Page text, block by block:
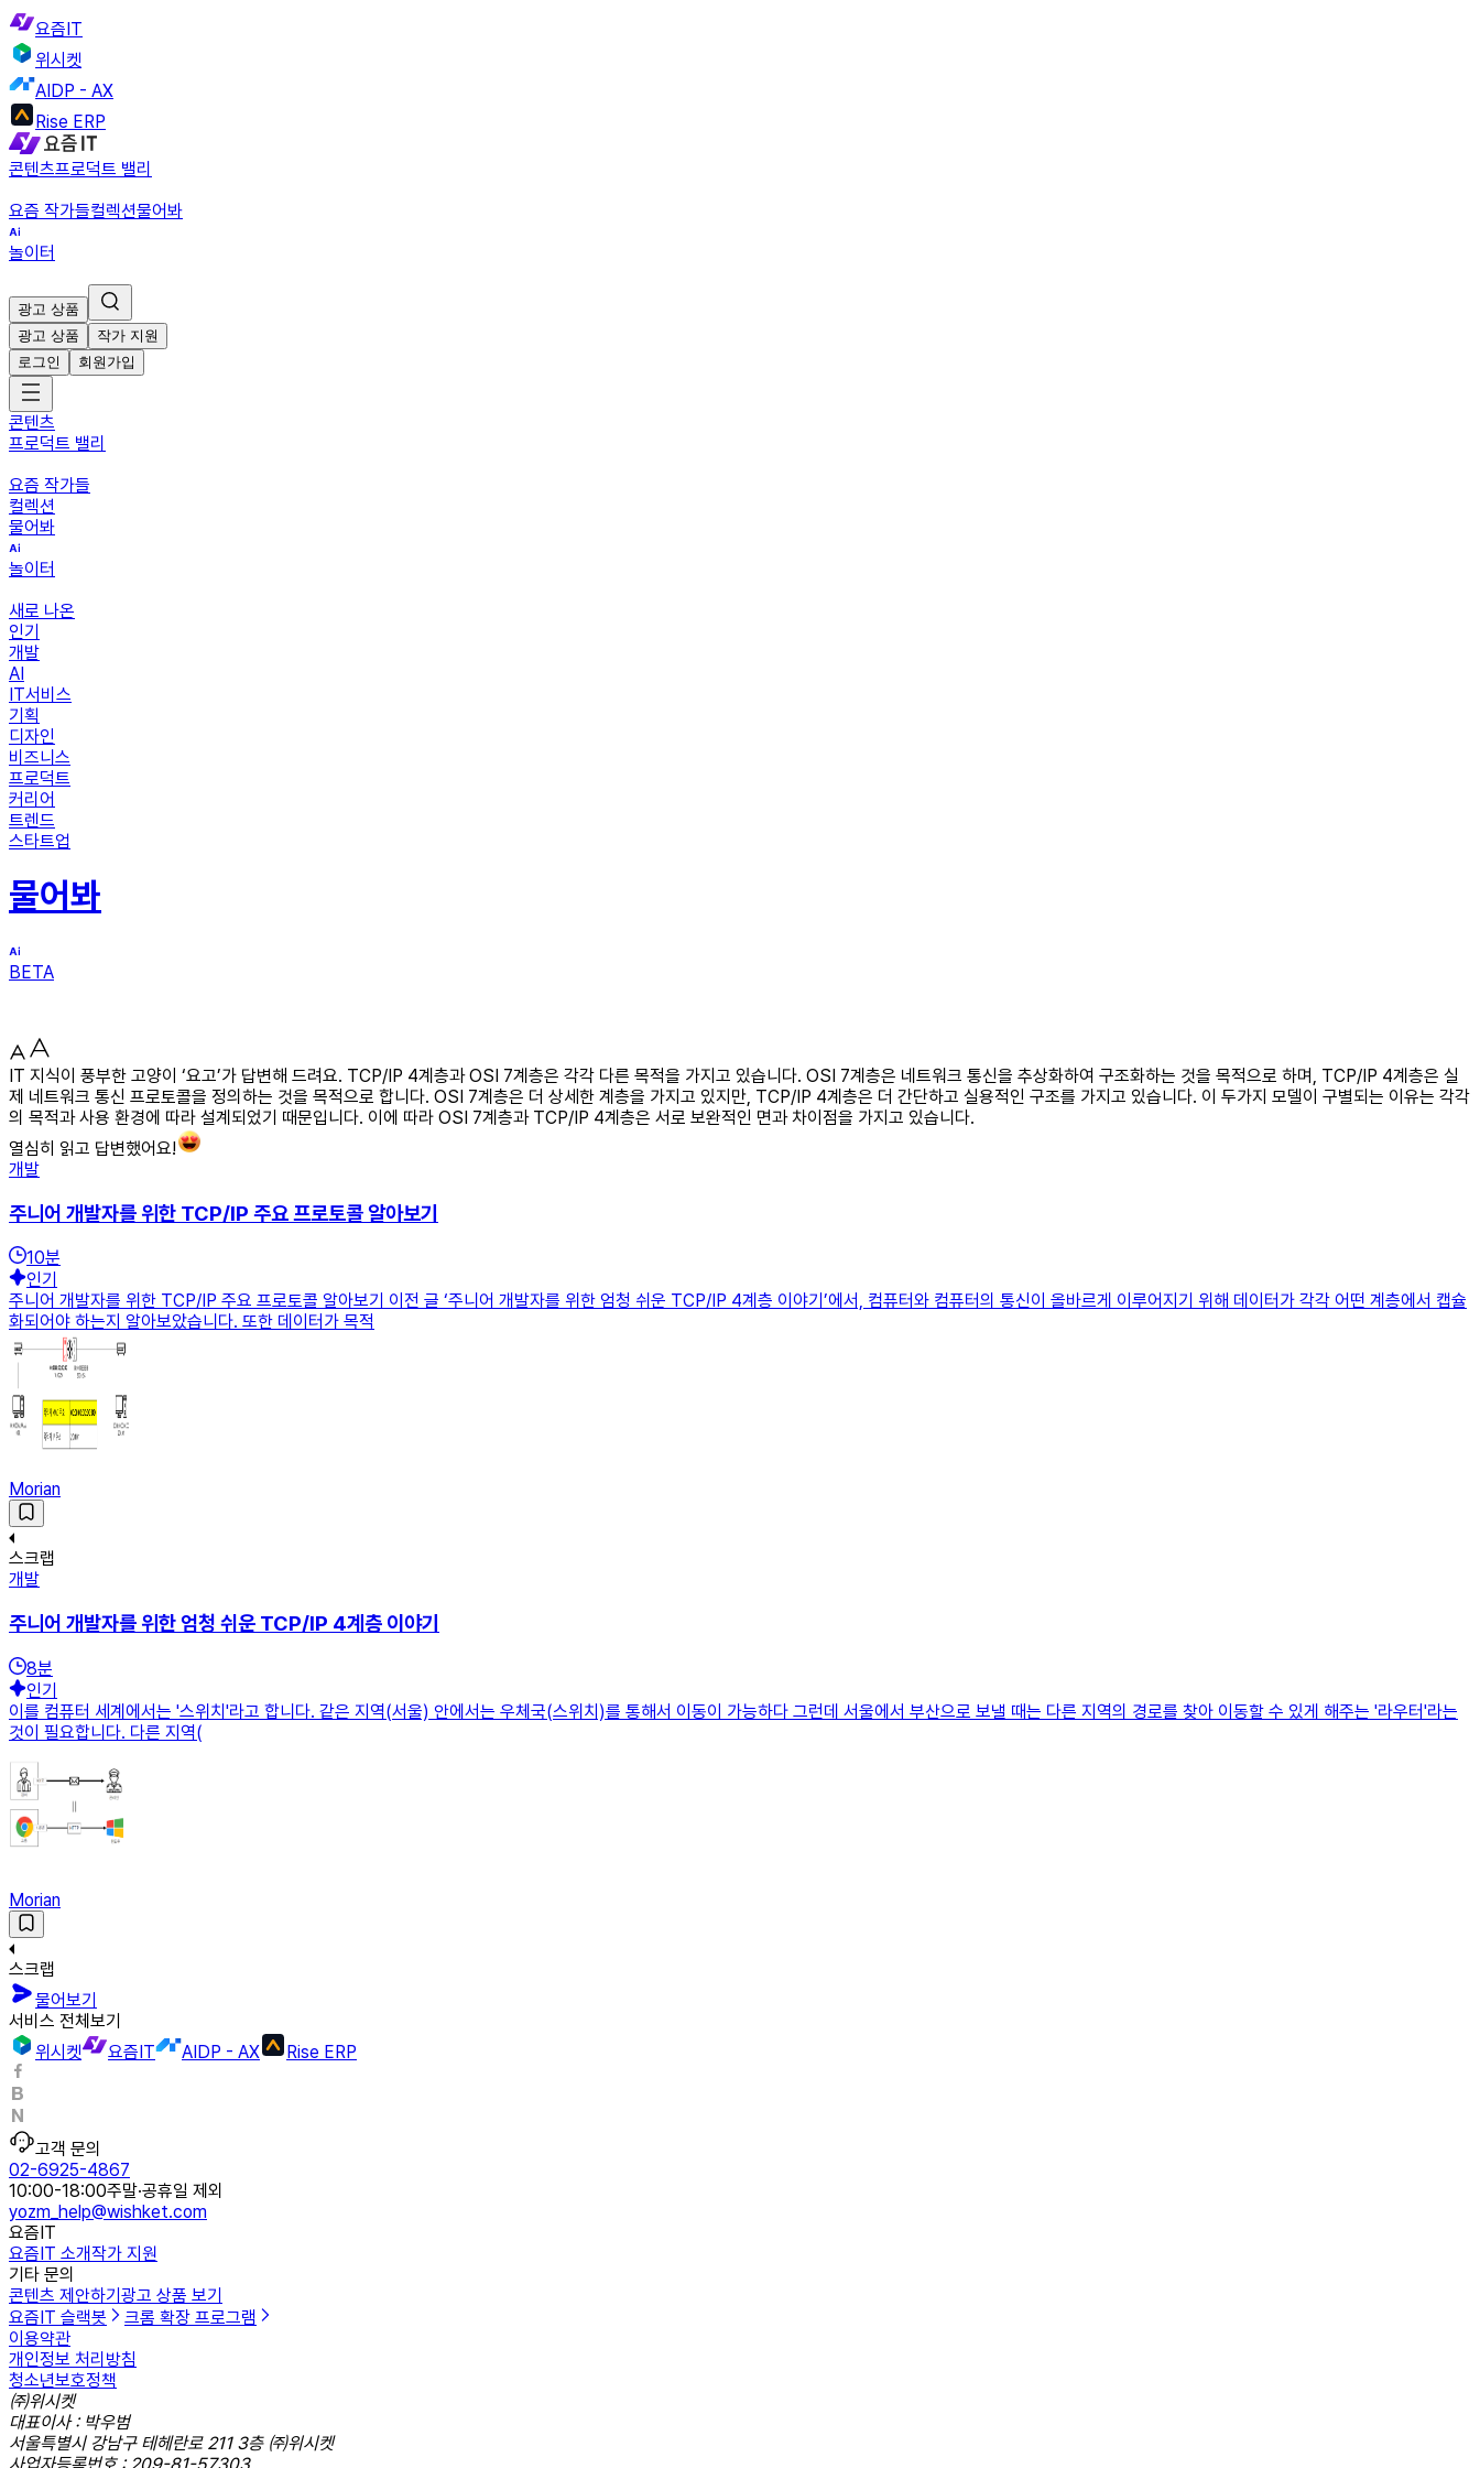
요즘IT
위시켓
AIDP - AX
Rise ERP
콘텐츠프로덕트 밸리
요즘 작가들컬렉션물어봐
놀이터
광고 상품
광고 상품
작가 지원
로그인
회원가입
콘텐츠
프로덕트 밸리
요즘 작가들
컬렉션
물어봐
놀이터
새로 나온
인기
개발
AI
IT서비스
기획
디자인
비즈니스
프로덕트
커리어
트렌드
스타트업
물어봐
BETA
IT 지식이 풍부한 고양이 ‘요고’가 답변해 드려요. TCP/IP 4계층과 OSI 7계층은 각각 다른 목적을 가지고 있습니다. OSI 7계층은 네트워크 통신을 추상화하여 구조화하는 것을 목적으로 하며, TCP/IP 4계층은 실
제 네트워크 통신 프로토콜을 정의하는 것을 목적으로 합니다. OSI 7계층은 더 상세한 계층을 가지고 있지만, TCP/IP 4계층은 더 간단하고 실용적인 구조를 가지고 있습니다. 이 두가지 모델이 구별되는 이유는 각각
의 목적과 사용 환경에 따라 설계되었기 때문입니다. 이에 따라 OSI 7계층과 TCP/IP 4계층은 서로 보완적인 면과 차이점을 가지고 있습니다.
열심히 읽고 답변했어요!
개발
주니어 개발자를 위한 TCP/IP 주요 프로토콜 알아보기
10분
인기
주니어 개발자를 위한 TCP/IP 주요 프로토콜 알아보기 이전 글 ‘주니어 개발자를 위한 엄청 쉬운 TCP/IP 4계층 이야기’에서, 컴퓨터와 컴퓨터의 통신이 올바르게 이루어지기 위해 데이터가 각각 어떤 계층에서 캡슐
화되어야 하는지 알아보았습니다. 또한 데이터가 목적
Morian
스크랩
개발
주니어 개발자를 위한 엄청 쉬운 TCP/IP 4계층 이야기
8분
인기
이를 컴퓨터 세계에서는 '스위치'라고 합니다. 같은 지역(서울) 안에서는 우체국(스위치)를 통해서 이동이 가능하다 그런데 서울에서 부산으로 보낼 때는 다른 지역의 경로를 찾아 이동할 수 있게 해주는 '라우터'라는
것이 필요합니다. 다른 지역(
Morian
스크랩
물어보기
서비스 전체보기
위시켓
요즘IT AIDP - AX Rise ERP
고객 문의
02-6925-4867
10:00-18:00주말·공휴일 제외
yozm_help@wishket.com
요즘IT
요즘IT 소개작가 지원
기타 문의
콘텐츠 제안하기광고 상품 보기
요즘IT 슬랙봇
크롬 확장 프로그램
이용약관
개인정보 처리방침
청소년보호정책
㈜위시켓
대표이사 : 박우범
서울특별시 강남구 테헤란로 211 3층 ㈜위시켓